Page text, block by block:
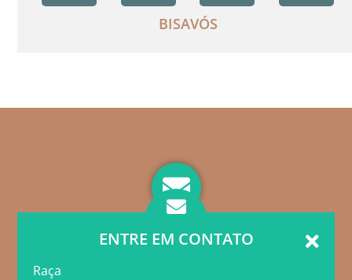
BISAVÓS
ENTRE EM CONTATO
Raça